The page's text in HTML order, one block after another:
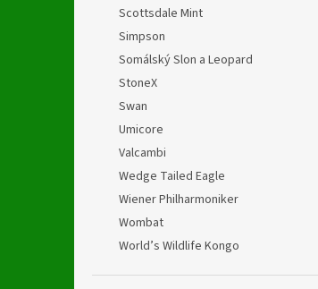
Scottsdale Mint
Simpson
Somálský Slon a Leopard
StoneX
Swan
Umicore
Valcambi
Wedge Tailed Eagle
Wiener Philharmoniker
Wombat
World’s Wildlife Kongo